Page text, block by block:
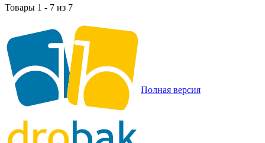
Товары 1 - 7 из 7
Полная версия